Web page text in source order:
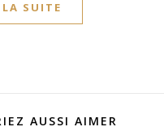
LA SUITE
AUSSI AIMER